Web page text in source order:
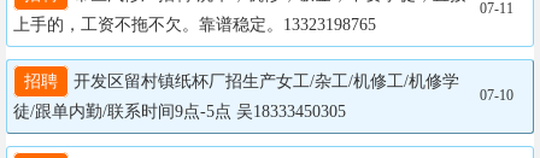
上手的，工资不拖不欠。靠谱稳定。13323198765
07-11
招聘
开发区留村镇纸杯厂招生产女工/杂工/机修工/机修学
徒/跟单内勤/联系时间9点-5点 吴18333450305
07-10